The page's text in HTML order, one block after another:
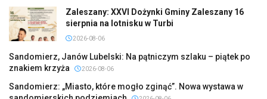
Zaleszany: XXVI Dożynki Gminy Zaleszany 16
sierpnia na lotnisku w Turbi
2026-08-06
Sandomierz, Janów Lubelski: Na pątniczym szlaku – piątek po
znakiem krzyża
2026-08-06
Sandomierz: „Miasto, które mogło zginąć”. Nowa wystawa w